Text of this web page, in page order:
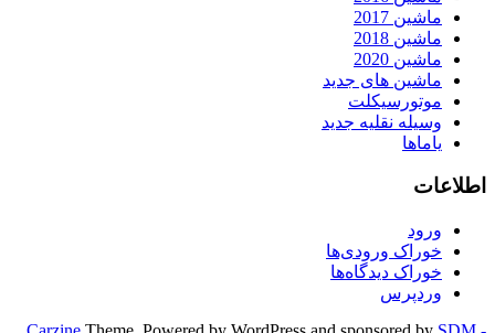
ماشین 2017
ماشین 2018
ماشین 2020
ماشین های جدید
موتورسیکلت
وسیله نقلیه جدید
یاماها
اطلاعات
ورود
خوراک ورودی‌ها
خوراک دیدگاه‌ها
وردپرس